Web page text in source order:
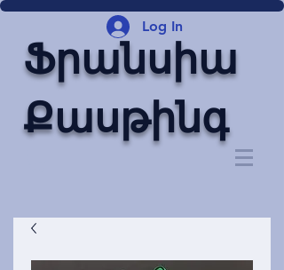
Log In
Ֆրանսիա
Քասթինգ